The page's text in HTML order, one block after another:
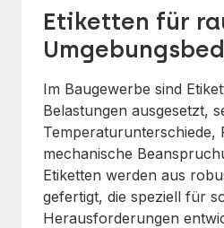
Etiketten für
Im Baugewerbe sind
Belastungen ausgesetzt,
Temperaturunterschiede,
mechanische
Etiketten werden aus
gefertigt, die speziell für
Herausforderungen